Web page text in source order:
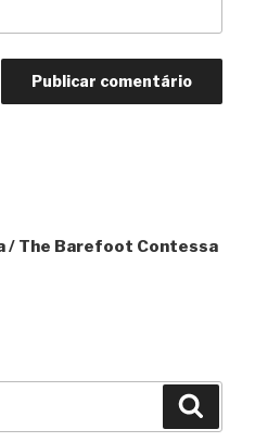
/ The Barefoot Contessa